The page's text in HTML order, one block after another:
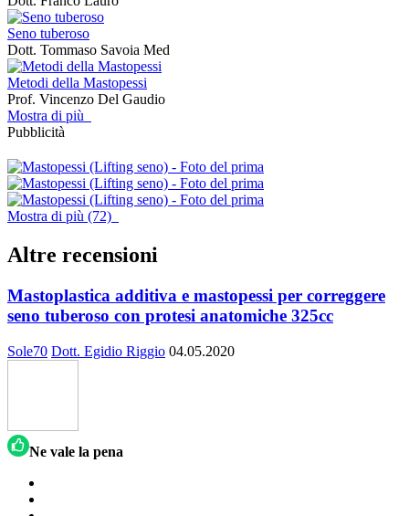
Seno tuberoso
Dott. Tommaso Savoia Med
Metodi della Mastopessi
Prof. Vincenzo Del Gaudio
Mostra di più
Pubblicità
Mostra di più (72)
Altre recensioni
Mastoplastica additiva e mastopessi per correggere
seno tuberoso con protesi anatomiche 325cc
Sole70 Dott. Egidio Riggio 04.05.2020
Ne vale la pena